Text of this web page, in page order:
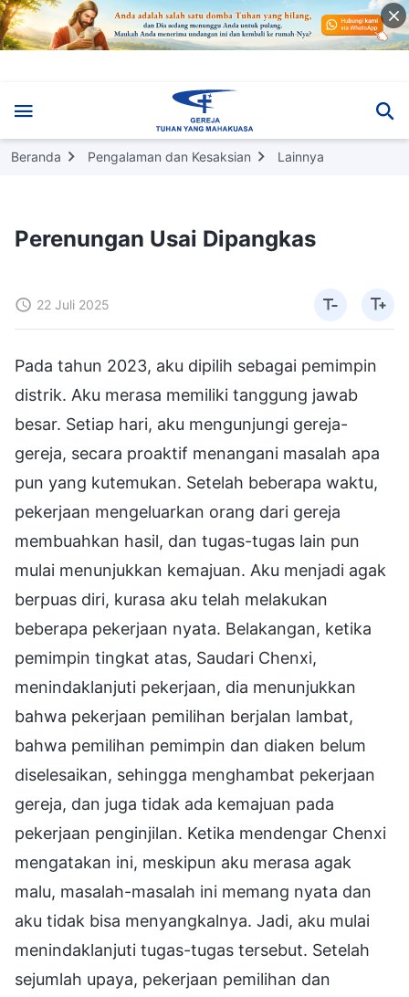
Beranda Pengalaman dan Kesaksian Lainnya
Perenungan Usai Dipangkas
22 Juli 2025
Pada tahun 2023, aku dipilih sebagai pemimpin
distrik. Aku merasa memiliki tanggung jawab
besar. Setiap hari, aku mengunjungi gereja-
gereja, secara proaktif menangani masalah apa
pun yang kutemukan. Setelah beberapa waktu,
pekerjaan mengeluarkan orang dari gereja
membuahkan hasil, dan tugas-tugas lain pun
mulai menunjukkan kemajuan. Aku menjadi agak
berpuas diri, kurasa aku telah melakukan
beberapa pekerjaan nyata. Belakangan, ketika
pemimpin tingkat atas, Saudari Chenxi,
menindaklanjuti pekerjaan, dia menunjukkan
bahwa pekerjaan pemilihan berjalan lambat,
bahwa pemilihan pemimpin dan diaken belum
diselesaikan, sehingga menghambat pekerjaan
gereja, dan juga tidak ada kemajuan pada
pekerjaan penginjilan. Ketika mendengar Chenxi
mengatakan ini, meskipun aku merasa agak
malu, masalah-masalah ini memang nyata dan
aku tidak bisa menyangkalnya. Jadi, aku mulai
menindaklanjuti tugas-tugas tersebut. Setelah
sejumlah upaya, pekerjaan pemilihan dan